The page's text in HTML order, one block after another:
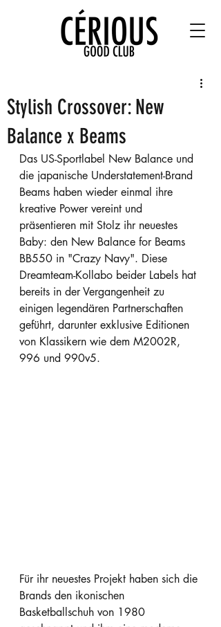
Stylish Crossover: New
Balance x Beams
Das US-Sportlabel New Balance und
die japanische Understatement-Brand
Beams haben wieder einmal ihre
kreative Power vereint und
präsentieren mit Stolz ihr neuestes
Baby: den New Balance for Beams
BB550 in "Crazy Navy". Diese
Dreamteam-Kollabo beider Labels hat
bereits in der Vergangenheit zu
einigen legendären Partnerschaften
geführt, darunter exklusive Editionen
von Klassikern wie dem M2002R,
996 und 990v5.
Für ihr neuestes Projekt haben sich die
Brands den ikonischen
Basketballschuh von 1980